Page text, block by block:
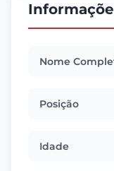
Nome
Posição
Idade